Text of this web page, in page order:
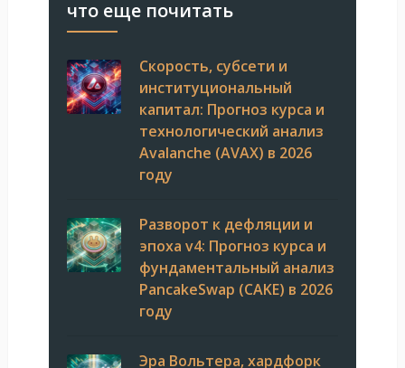
что еще почитать
Скорость, субсети и
институциональный
капитал: Прогноз курса и
технологический анализ
Avalanche (AVAX) в 2026
году
Разворот к дефляции и
эпоха v4: Прогноз курса и
фундаментальный анализ
PancakeSwap (CAKE) в 2026
году
Эра Вольтера, хардфорк